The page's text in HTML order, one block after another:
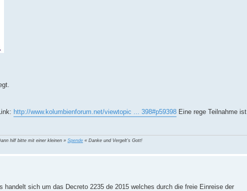
http://www.kolumbienforum.net/viewtopic ... 398#p59398 Eine rege Teilnahme ist
hilf bitte mit einer kleinen » Spende « Danke und Vergelt's Gott!
sich um das Decreto 2235 de 2015 welches durch die freie Einreise der